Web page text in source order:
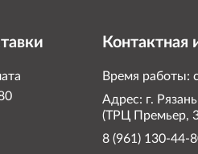
Время работы:
Адрес: г.
(ТРЦ Премьер,
8 (961) 130-44-